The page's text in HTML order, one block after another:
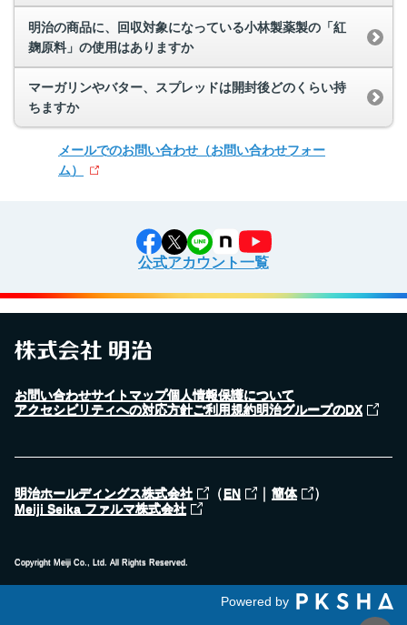
明治の商品に、回収対象になっている小林製薬製の「紅
麹原料」の使用はありますか
マーガリンやバター、スプレッドは開封後どのくらい持
ちますか
メールでのお問い合わせ （お問い合わせフォー
ム）
公式アカウント一覧
お問い合わせサイトマップ個人情報保護について
アクセシビリティへの対応方針ご利用規約明治グループのDX
明治ホールディングス株式会社 （EN ｜ 簡体 ）
Meiji Seika ファルマ株式会社
Copyright Meiji Co., Ltd. All Rights Reserved.
Powered by